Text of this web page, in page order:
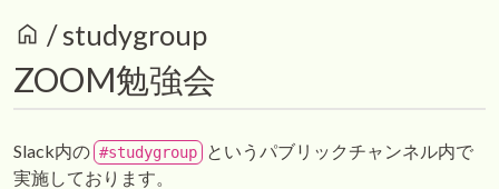
home /studygroup
ZOOM勉強会
Slack内の #studygroup
というパブリックチャンネル内で
実施しております。